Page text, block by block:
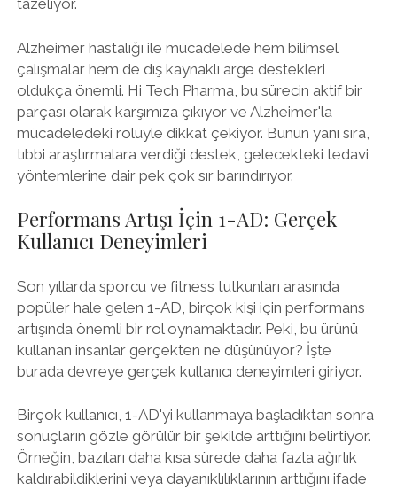
tazeliyor.
Alzheimer hastalığı ile mücadelede hem bilimsel
çalışmalar hem de dış kaynaklı arge destekleri
oldukça önemli. Hi Tech Pharma, bu sürecin aktif bir
parçası olarak karşımıza çıkıyor ve Alzheimer'la
mücadeledeki rolüyle dikkat çekiyor. Bunun yanı sıra,
tıbbi araştırmalara verdiği destek, gelecekteki tedavi
yöntemlerine dair pek çok sır barındırıyor.
Performans Artışı İçin 1-AD: Gerçek
Kullanıcı Deneyimleri
Son yıllarda sporcu ve fitness tutkunları arasında
popüler hale gelen 1-AD, birçok kişi için performans
artışında önemli bir rol oynamaktadır. Peki, bu ürünü
kullanan insanlar gerçekten ne düşünüyor? İşte
burada devreye gerçek kullanıcı deneyimleri giriyor.
Birçok kullanıcı, 1-AD'yi kullanmaya başladıktan sonra
sonuçların gözle görülür bir şekilde arttığını belirtiyor.
Örneğin, bazıları daha kısa sürede daha fazla ağırlık
kaldırabildiklerini veya dayanıklılıklarının arttığını ifade